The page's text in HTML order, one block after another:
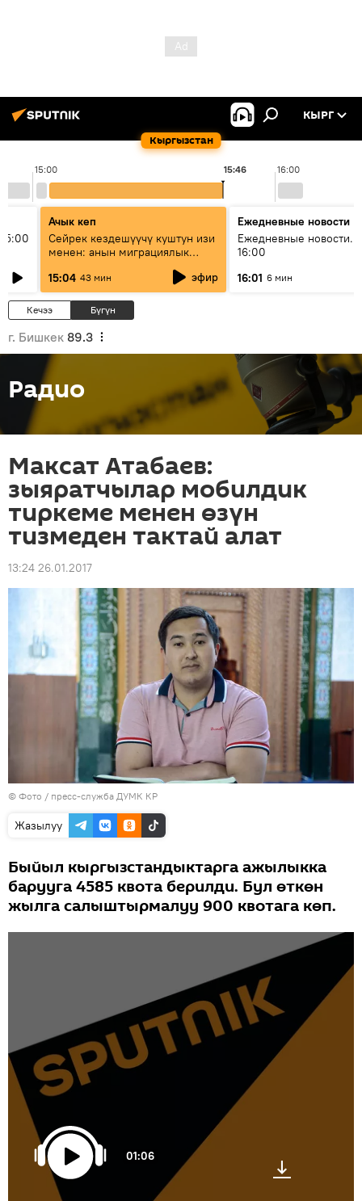
Кыргызстан
КЫРГ
15:00 16:00
15:46
Ачык кеп
Сейрек кездешүүчү куштун изи
менен: анын миграциялык
жолу эмнеден кабар берет?
15:04 43 мин эфир
Ежедневные новости
Ежедневные новости.
16:00
16:01 6 мин
Кечээ Бүгүн
г. Бишкек 89.3
Радио
Максат Атабаев:
зыяратчылар мобилдик
тиркеме менен өзүн
тизмеден тактай алат
13:24 26.01.2017
© Фото / пресс-служба ДУМК КР
Жазылуу
Быйыл кыргызстандыктарга ажылыкка
барууга 4585 квота берилди. Бул өткөн
жылга салыштырмалуу 900 квотага көп.
01:06